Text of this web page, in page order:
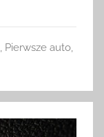
Pierwsze auto,